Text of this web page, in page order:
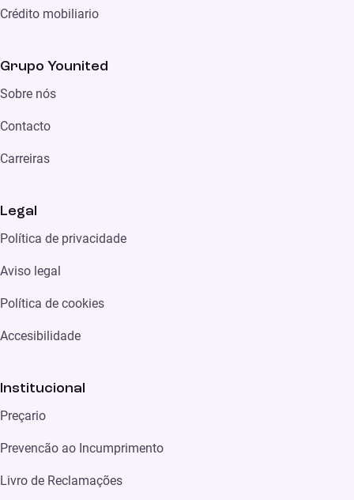
Crédito mobiliario
Grupo Younited
Sobre nós
Contacto
Carreiras
Legal
Política de privacidade
Aviso legal
Política de cookies
Accesibilidade
Institucional
Preçario
Prevencão ao Incumprimento
Livro de Reclamações